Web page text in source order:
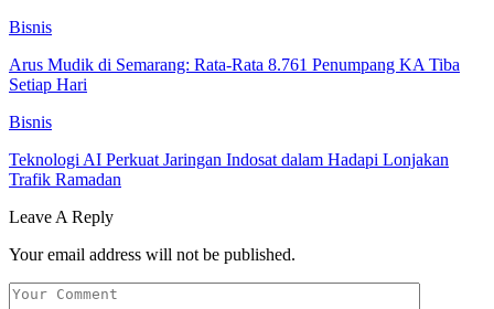
Bisnis
Arus Mudik di Semarang: Rata-Rata 8.761 Penumpang KA Tiba
Setiap Hari
Bisnis
Teknologi AI Perkuat Jaringan Indosat dalam Hadapi Lonjakan
Trafik Ramadan
Leave A Reply
Your email address will not be published.